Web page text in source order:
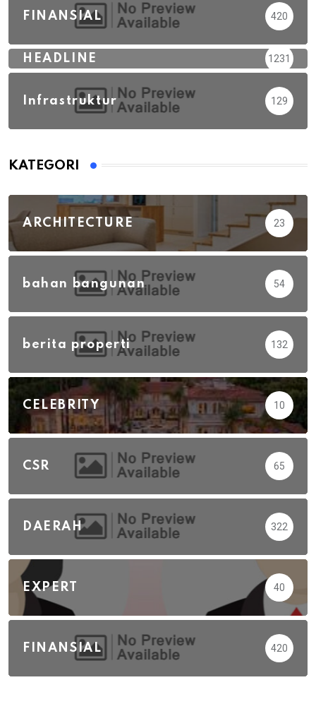
FINANSIAL 420
HEADLINE 1231
Infrastruktur 129
KATEGORI
ARCHITECTURE 23
bahan bangunan 54
berita properti 132
CELEBRITY 10
CSR 65
DAERAH 322
EXPERT 40
FINANSIAL 420